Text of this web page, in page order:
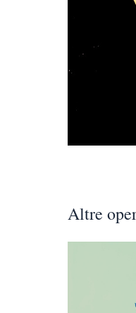
Altre